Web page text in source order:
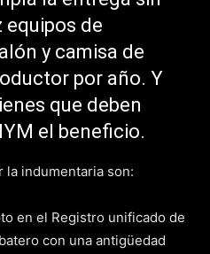
equipos de
y camisa de
por año. Y
que deben
el beneficio.
la indumentaria son:
en el Registro unificado de
con una antigüedad